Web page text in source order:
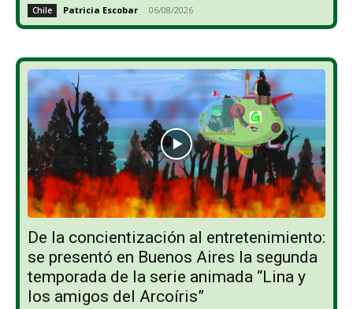
Chile Patricia Escobar - 06/08/2026
De la concientización al entretenimiento:
se presentó en Buenos Aires la segunda
temporada de la serie animada “Lina y
los amigos del Arcoíris”